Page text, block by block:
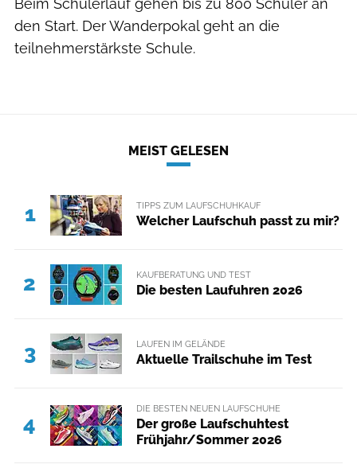
Beim Schülerlauf gehen bis zu 800 Schüler an
den Start. Der Wanderpokal geht an die
teilnehmerstärkste Schule.
MEIST GELESEN
1 TIPPS ZUM LAUFSCHUHKAUF
Welcher Laufschuh passt zu mir?
2 KAUFBERATUNG UND TEST
Die besten Laufuhren 2026
3 LAUFEN IM GELÄNDE
Aktuelle Trailschuhe im Test
4
DIE BESTEN NEUEN LAUFSCHUHE
Der große Laufschuhtest
Frühjahr/Sommer 2026